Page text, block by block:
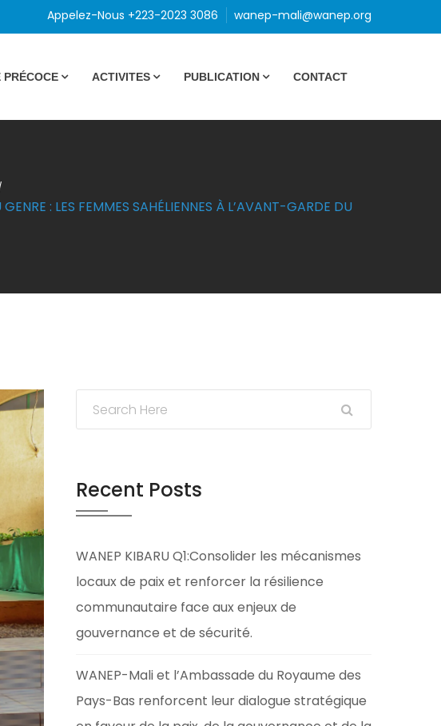
Appelez-Nous +223-2023 3086 wanep-mali@wanep.org
ACTIVITES PUBLICATION CONTACT
: LES FEMMES SAHÉLIENNES À L’AVANT-GARDE DU
Recent Posts
WANEP KIBARU Q1:Consolider les mécanismes
locaux de paix et renforcer la résilience
communautaire face aux enjeux de
gouvernance et de sécurité.
WANEP-Mali et l’Ambassade du Royaume des
Pays-Bas renforcent leur dialogue stratégique